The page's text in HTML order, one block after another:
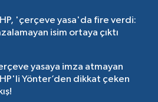
'çerçeve yasa'da fire verdi:
isim ortaya çıktı
yasaya imza atmayan
Yönter’den dikkat çeken